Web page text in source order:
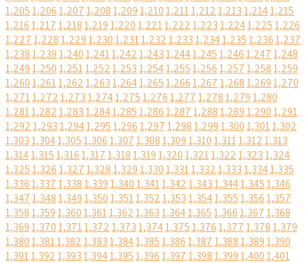
1,2051,2061,2071,2081,2091,2101,2111,2121,2131,2141,215
1,2161,2171,2181,2191,2201,2211,2221,2231,2241,2251,226
1,2271,2281,2291,2301,2311,2321,2331,2341,2351,2361,237
1,2381,2391,2401,2411,2421,2431,2441,2451,2461,2471,248
1,2491,2501,2511,2521,2531,2541,2551,2561,2571,2581,259
1,2601,2611,2621,2631,2641,2651,2661,2671,2681,2691,270
1,2711,2721,2731,2741,2751,2761,2771,2781,2791,280
1,2811,2821,2831,2841,2851,2861,2871,2881,2891,2901,291
1,2921,2931,2941,2951,2961,2971,2981,2991,3001,3011,302
1,3031,3041,3051,3061,3071,3081,3091,3101,3111,3121,313
1,3141,3151,3161,3171,3181,3191,3201,3211,3221,3231,324
1,3251,3261,3271,3281,3291,3301,3311,3321,3331,3341,335
1,3361,3371,3381,3391,3401,3411,3421,3431,3441,3451,346
1,3471,3481,3491,3501,3511,3521,3531,3541,3551,3561,357
1,3581,3591,3601,3611,3621,3631,3641,3651,3661,3671,368
1,3691,3701,3711,3721,3731,3741,3751,3761,3771,3781,379
1,3801,3811,3821,3831,3841,3851,3861,3871,3881,3891,390
1,3911,3921,3931,3941,3951,3961,3971,3981,3991,4001,401